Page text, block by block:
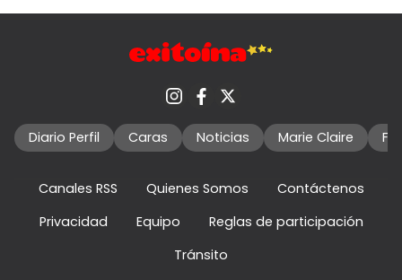
Diario Perfil Caras Noticias Marie Claire
Canales RSS Quienes Somos
Contáctenos
Privacidad
Equipo
Reglas de participación
Tránsito